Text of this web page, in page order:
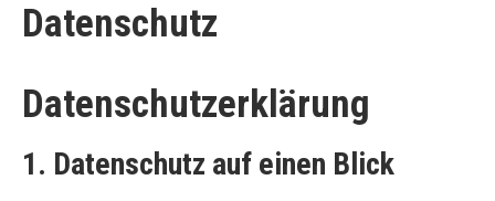
Datenschutz
Datenschutzerklärung
1. Datenschutz auf einen Blick